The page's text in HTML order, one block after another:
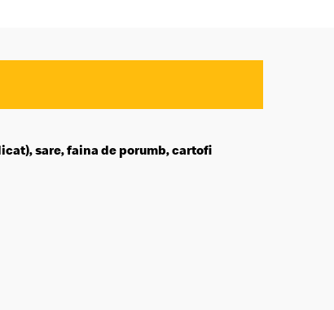
sare, faina de porumb, cartofi